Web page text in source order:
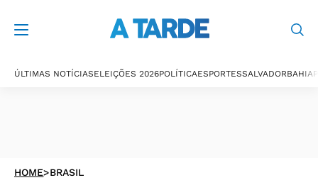
ÚLTIMAS NOTÍCIASELEIÇÕES 2026POLÍTICAESPORTESSALVADORBAHIA
HOME>BRASIL